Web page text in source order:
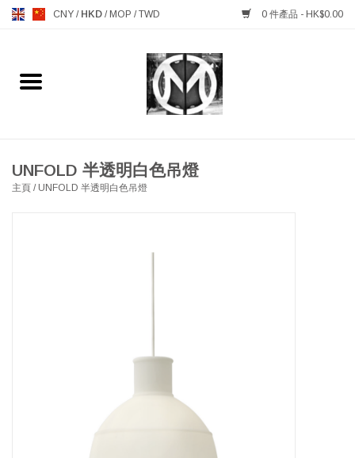
CNY / HKD / MOP /TWD 0 件產品 - HK$0.00
主頁
MANKS ANTIQUES 古董
HEALTHY LIVING 健康家居
LATEST ARRIVALS 最新扺港
UNFOLD 半透明白色吊燈
主頁 / UNFOLD 半透明白色吊燈